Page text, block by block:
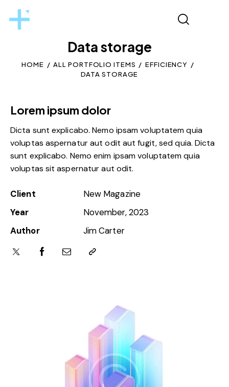
Data storage
HOME ALL PORTFOLIO ITEMS
EFFICIENCY
DATA STORAGE
Lorem ipsum dolor
Dicta sunt explicabo. Nemo ipsam voluptatem quia
voluptas aspernatur aut odit aut fugit, sed quia. Dicta
sunt explicabo. Nemo enim ipsam voluptatem quia
voluptas sit aspernatur aut odit.
Client
New Magazine
Year
November, 2023
Author
Jim Carter